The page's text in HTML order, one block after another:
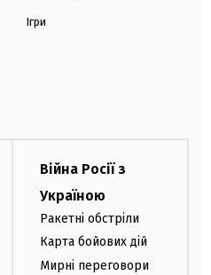
Ігри
Війна Росії з
Україною
Ракетні обстріли
Карта бойових дій
Мирні переговори